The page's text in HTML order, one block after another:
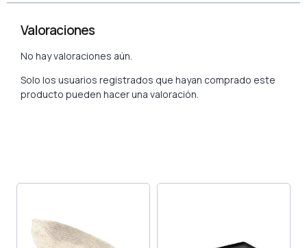
Valoraciones
No hay valoraciones aún.
Solo los usuarios registrados que hayan comprado este
producto pueden hacer una valoración.